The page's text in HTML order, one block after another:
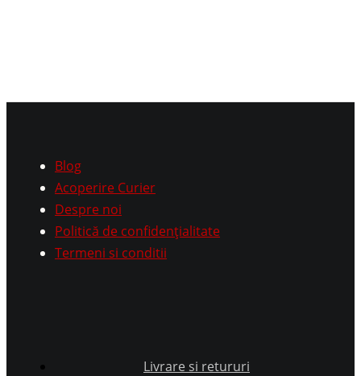
Blog
Acoperire Curier
Despre noi
Politică de confidențialitate
Termeni si conditii
Livrare si retururi